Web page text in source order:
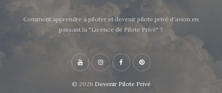
Comment apprendre à piloter et devenir pilote privé d'avion en
passant la "Licence de Pilote Privé" ?
© 2026 Devenir Pilote Privé